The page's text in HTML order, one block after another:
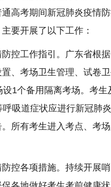
高考期间新冠肺炎疫情
要开展了以下工作：
工作指引。广东省根据
、考场卫生管理、试卷
1个备用隔离考场。考
吸道症状应进行新冠肺
所有考生进入考点、考
各项措施。持续开展哨